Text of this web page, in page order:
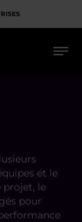
et le
projet, le
pour